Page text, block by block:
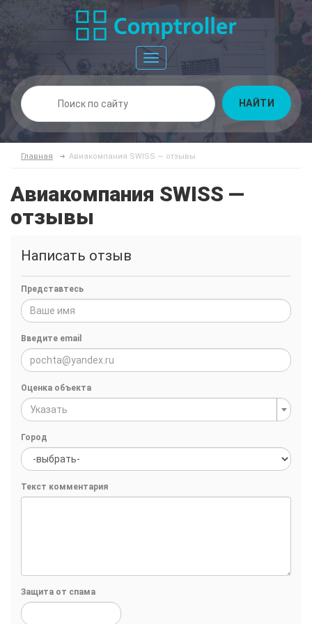
Toggle
navigation
НАЙТИ
Главная Авиакомпания SWISS — отзывы
Авиакомпания SWISS —
отзывы
Написать отзыв
Представтесь
Введите email
Оценка объекта
Указать
Город
Текст комментария
Защита от спама